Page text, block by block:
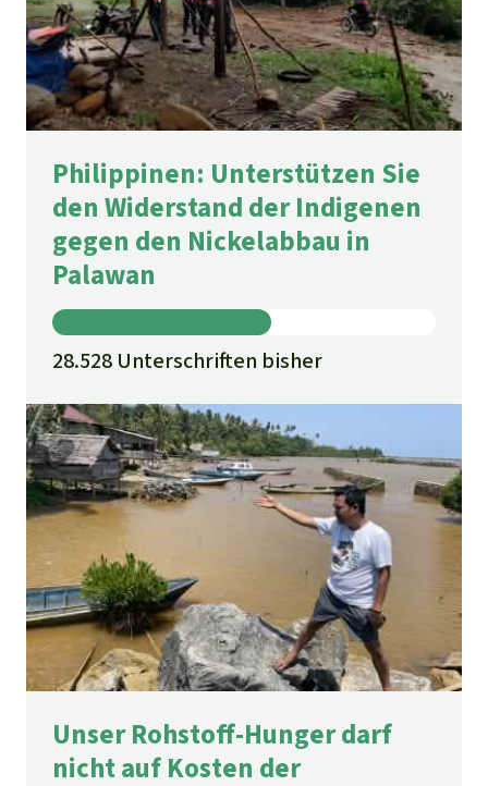
Philippinen: Unterstützen Sie
den Widerstand der Indigenen
gegen den Nickelabbau in
Palawan
28.528 Unterschriften bisher
Unser Rohstoff-Hunger darf
nicht auf Kosten der